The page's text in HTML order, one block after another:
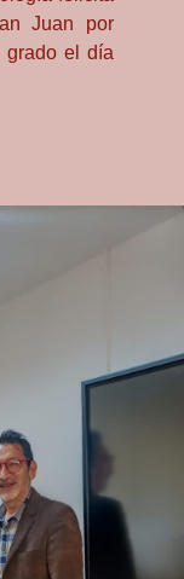
Juan por
grado el día